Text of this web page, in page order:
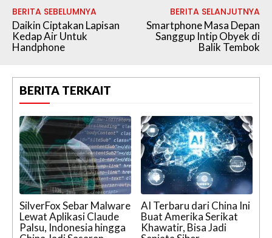
BERITA SEBELUMNYA
Daikin Ciptakan Lapisan
Kedap Air Untuk
Handphone
BERITA SELANJUTNYA
Smartphone Masa Depan
Sanggup Intip Obyek di
Balik Tembok
BERITA TERKAIT
SilverFox Sebar Malware
Lewat Aplikasi Claude
Palsu, Indonesia hingga
AI Terbaru dari China Ini
Buat Amerika Serikat
Khawatir, Bisa Jadi